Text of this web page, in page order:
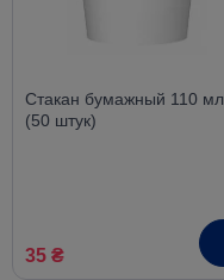
Стакан бумажный 110 мл
(50 штук)
35 ₴